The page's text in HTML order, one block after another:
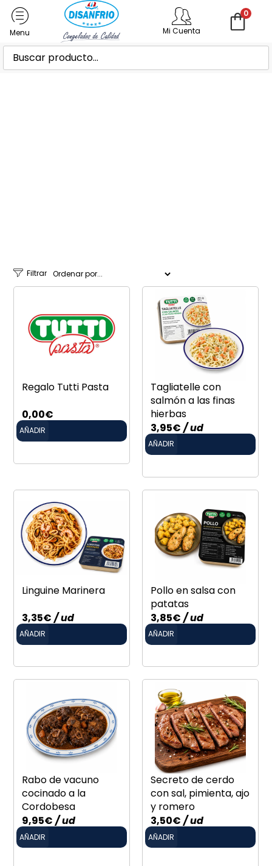
Mi Cuenta
0
Filtrar
Regalo Tutti Pasta
0,00€
AÑADIR
Tagliatelle con
salmón a las finas
hierbas
3,95€/ ud
AÑADIR
Linguine Marinera
3,35€/ ud
AÑADIR
Pollo en salsa con
patatas
3,85€/ ud
AÑADIR
Rabo de vacuno
cocinado a la
Cordobesa
9,95€/ ud
AÑADIR
Secreto de cerdo
con sal, pimienta, ajo
y romero
3,50€/ ud
AÑADIR